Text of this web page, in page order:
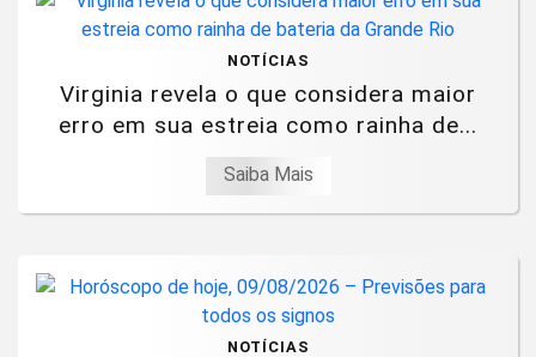
NOTÍCIAS
Virginia revela o que considera maior
erro em sua estreia como rainha de...
Saiba Mais
NOTÍCIAS